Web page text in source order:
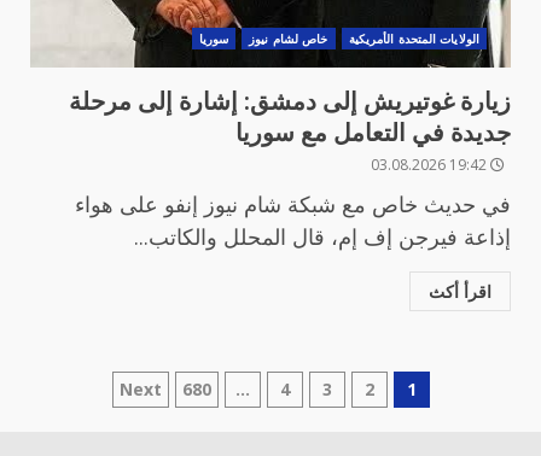
الولايات المتحدة الأمريكية خاص لشام نيوز سوريا
زيارة غوتيريش إلى دمشق: إشارة إلى مرحلة
جديدة في التعامل مع سوريا
في حديث خاص مع شبكة شام نيوز إنفو على هواء
إذاعة فيرجن إف إم، قال المحلل والكاتب...
اقرأ أكث
تعدد
1
2
3
4
…
680
Next